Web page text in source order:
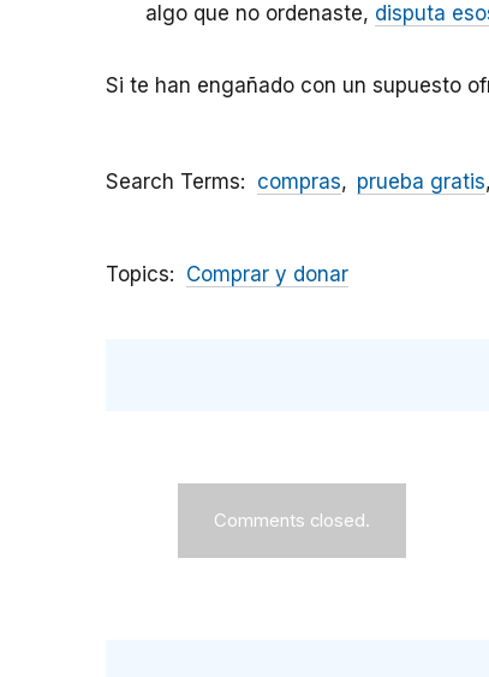
algo que no ordenaste, disputa
Si te han engañado con un supuesto
Search Terms compras prueba gratis
Topics Comprar y donar
Comments closed.